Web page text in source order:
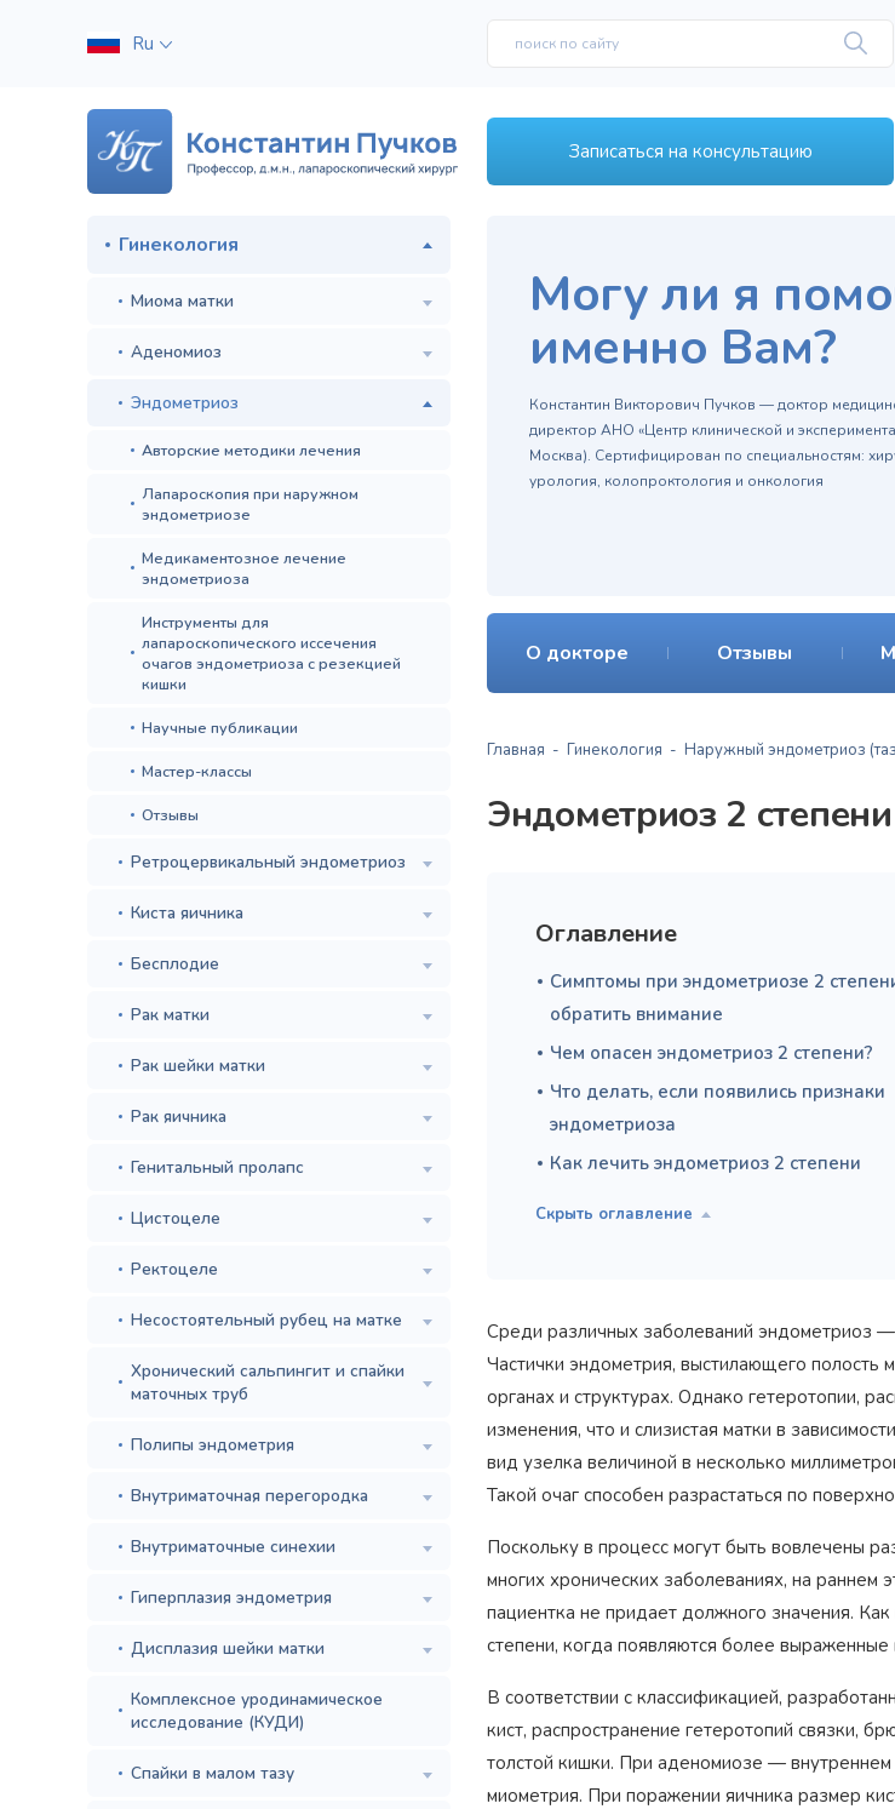
Ru
Записаться на консультацию
Гинекология
Миома матки
Аденомиоз
Эндометриоз
Авторские методики лечения
Лапароскопия при наружном
эндометриозе
Медикаментозное лечение
эндометриоза
Инструменты для
лапароскопического иссечения
очагов эндометриоза с резекцией
кишки
Научные публикации
Мастер-классы
Отзывы
Ретроцервикальный эндометриоз
Киста яичника
Бесплодие
Рак матки
Рак шейки матки
Рак яичника
Генитальный пролапс
Цистоцеле
Ректоцеле
Несостоятельный рубец на матке
Хронический сальпингит и спайки
маточных труб
Полипы эндометрия
Внутриматочная перегородка
Внутриматочные синехии
Гиперплазия эндометрия
Дисплазия шейки матки
Комплексное уродинамическое
исследование (КУДИ)
Спайки в малом тазу
Могу ли я
именно Вам?
Константин Викторович Пучков — доктор
директор АНО «Центр клинической и
Москва). Сертифицирован по специальностям:
урология, колопроктология и онкология
О докторе Отзывы
Главная Гинекология Наружный эндометриоз
Эндометриоз 2 степени
Оглавление
Симптомы при эндометриозе 2
обратить внимание
Чем опасен эндометриоз 2 степени?
Что делать, если появились признаки
эндометриоза
Как лечить эндометриоз 2 степени
Среди различных заболеваний эндометриоз
Частички эндометрия, выстилающего полость
органах и структурах. Однако гетеротопии,
изменения, что и слизистая матки в
вид узелка величиной в несколько
Такой очаг способен разрастаться по
Поскольку в процесс могут быть вовлечены
многих хронических заболеваниях, на раннем
пациентка не придает должного значения.
степени, когда появляются более выраженные
В соответствии с классификацией,
кист, распространение гетеротопий связки,
толстой кишки. При аденомиозе —
миометрия. При поражении яичника размер